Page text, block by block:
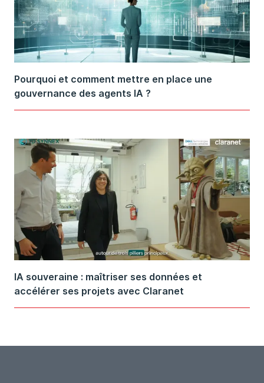
Pourquoi et comment mettre en place une
gouvernance des agents IA ?
IA souveraine : maîtriser ses données et
accélérer ses projets avec Claranet